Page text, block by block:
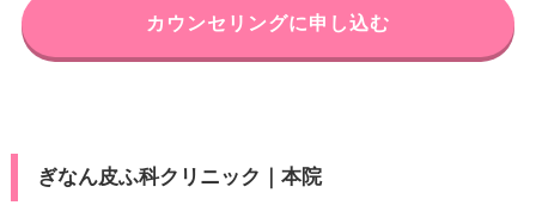
カウンセリングに申し込む
ぎなん皮ふ科クリニック｜本院